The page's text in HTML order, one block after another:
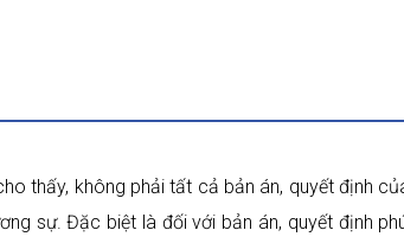
thấy, không phải tất cả bản án, quyết định
sự. Đặc biệt là đối với bản án, quyết định